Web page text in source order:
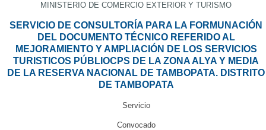
MINISTERIO DE COMERCIO EXTERIOR Y TURISMO
SERVICIO DE CONSULTORÍA PARA LA FORMUNACIÓN
DEL DOCUMENTO TÉCNICO REFERIDO AL
MEJORAMIENTO Y AMPLIACIÓN DE LOS SERVICIOS
TURISTICOS PÚBLIOCPS DE LA ZONA ALYA Y MEDIA
DE LA RESERVA NACIONAL DE TAMBOPATA. DISTRITO
DE TAMBOPATA
Servicio
Convocado